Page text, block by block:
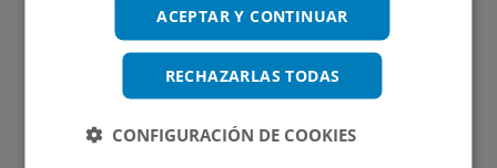
www.altamirainmuebles.com
Edificio Skylight
Tel.: 914 842 874
ACEPTAR Y CONTINUAR
RECHAZARLAS TODAS
CONFIGURACIÓN DE COOKIES